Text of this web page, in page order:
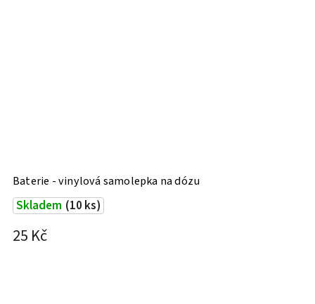
Baterie - vinylová samolepka na dózu
Skladem (10 ks)
25 Kč